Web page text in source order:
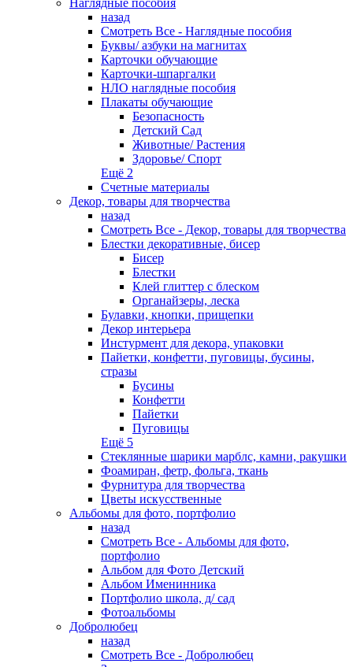
Наглядные пособия
назад
Смотреть Все - Наглядные пособия
Буквы/ азбуки на магнитах
Карточки обучающие
Карточки-шпаргалки
НЛО наглядные пособия
Плакаты обучающие
Безопасность
Детский Сад
Животные/ Растения
Здоровье/ Спорт
Ещё 2
Счетные материалы
Декор, товары для творчества
назад
Смотреть Все - Декор, товары для творчества
Блестки декоративные, бисер
Бисер
Блестки
Клей глиттер с блеском
Органайзеры, леска
Булавки, кнопки, прищепки
Декор интерьера
Инстурмент для декора, упаковки
Пайетки, конфетти, пуговицы, бусины,
стразы
Бусины
Конфетти
Пайетки
Пуговицы
Ещё 5
Стеклянные шарики марблс, камни, ракушки
Фоамиран, фетр, фольга, ткань
Фурнитура для творчества
Цветы искусственные
Альбомы для фото, портфолио
назад
Смотреть Все - Альбомы для фото,
портфолио
Альбом для Фото Детский
Альбом Именинника
Портфолио школа, д/ сад
Фотоальбомы
Добролюбец
назад
Смотреть Все - Добролюбец